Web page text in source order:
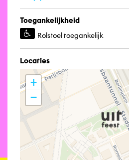
Toegankelijkheid
Rolstoel toegankelijk
Locaties
+
−